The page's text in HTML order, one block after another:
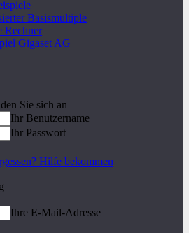
Basismultiple
Rechner
Gigaset AG
Sie sich an
Ihr Benutzername
Ihr Passwort
Hilfe bekommen
Ihre E-Mail-Adresse